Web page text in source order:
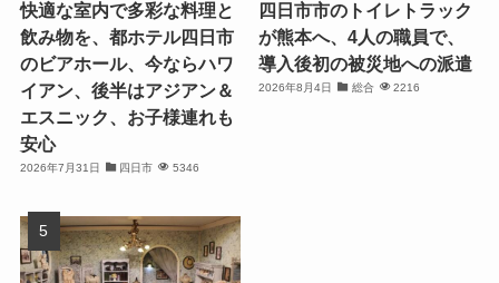
快適な室内で多彩な料理と
飲み物を、都ホテル四日市
のビアホール、今ならハワ
イアン、後半はアジアン＆
エスニック、お子様連れも
安心
2026年7月31日 四日市 5346
四日市市のトイレトラック
が熊本へ、4人の職員で、
導入後初の被災地への派遣
2026年8月4日 総合 2216